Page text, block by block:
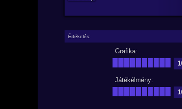
Értékelés:
Grafika:
Játékélmény: